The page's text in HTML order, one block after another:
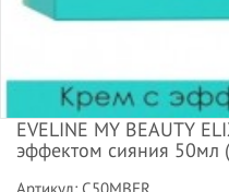
EVELINE MY BEAUTY
эффектом сияния 50мл